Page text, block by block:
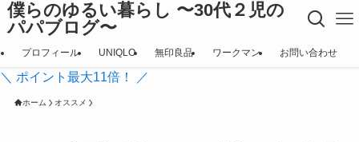
僕らのゆるい暮らし 〜30代２児の
パパブログ〜
プロフィール UNIQLO 無印良品 ワークマン お問い合わせ
＼ ポイント最大11倍！ ／
ホーム オススメ